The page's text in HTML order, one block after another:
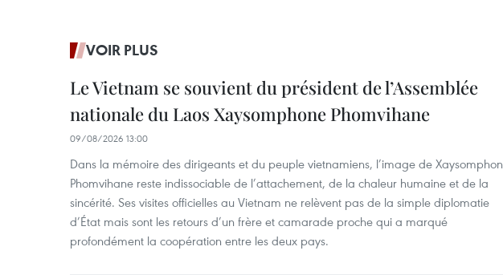
VOIR PLUS
Le Vietnam se souvient du président de l’Assemblée
nationale du Laos Xaysomphone Phomvihane
09/08/2026 13:00
Dans la mémoire des dirigeants et du peuple vietnamiens, l’image de
Phomvihane reste indissociable de l’attachement, de la chaleur humaine et de la
sincérité. Ses visites officielles au Vietnam ne relèvent pas de la simple diplomatie
d’État mais sont les retours d’un frère et camarade proche qui a marqué
profondément la coopération entre les deux pays.